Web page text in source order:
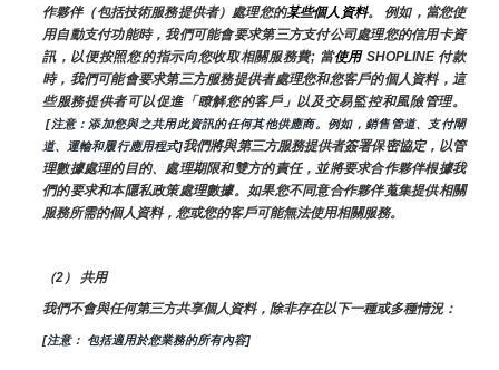
作夥伴（包括技術服務提供者）處理您的某些個人資料。 例如，當您使
用自動支付功能時，我們可能會要求第三方支付公司處理您的信用卡資
訊，以便按照您的指示向您收取相關服務費; 當使用 SHOPLINE 付款
時，我們可能會要求第三方服務提供者處理您和您客戶的個人資料，這
[注意：添加您與之共用此資訊的任何其他供應商。例如，銷售管道、支付閘
道、運輸和履行應用程式]我們將與第三方服務提供者簽署保密協定，以管
理數據處理的目的、處理期限和雙方的責任，並將要求合作夥伴根據我
們的要求和本隱私政策處理數據。如果您不同意合作夥伴蒐集提供相關
服務所需的個人資料，您或您的客戶可能無法使用相關服務。
（2） 共用
我們不會與任何第三方共享個人資料，除非存在以下一種或多種情況：
[注意： 包括適用於您業務的所有內容]